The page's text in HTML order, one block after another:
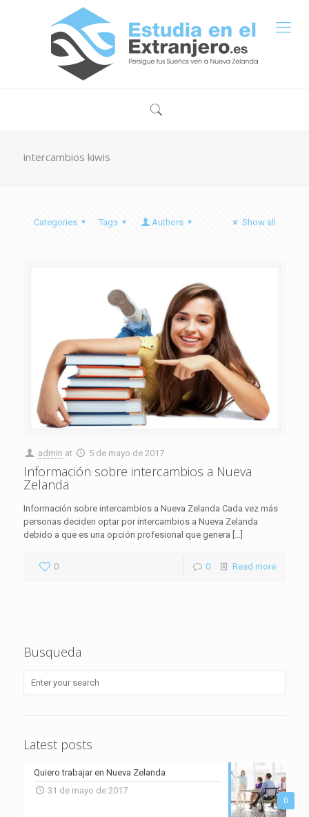
intercambios kiwis
Categories Tags Authors Show all
admin at 5 de mayo de 2017
Información sobre intercambios a Nueva
Zelanda
Información sobre intercambios a Nueva Zelanda Cada vez más
personas deciden optar por intercambios a Nueva Zelanda
debido a que es una opción profesional que genera […]
0 0 Read more
Busqueda
Latest posts
0
Quiero trabajar en Nueva Zelanda
31 de mayo de 2017